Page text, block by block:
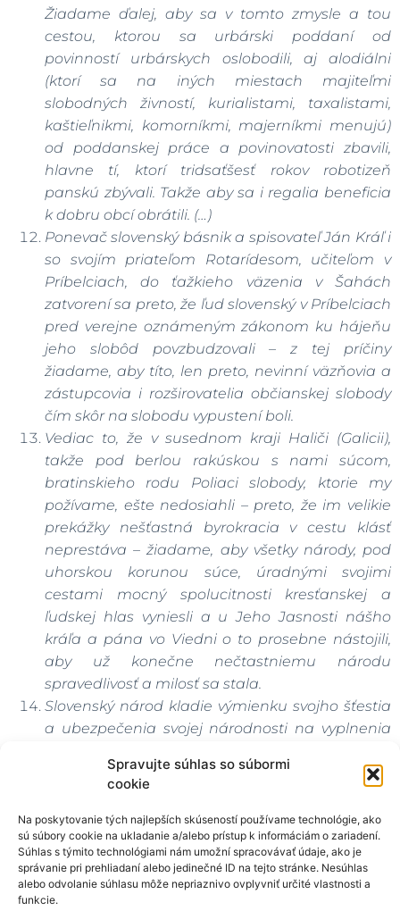
Spravujte súhlas so súbormi
cookie
Na poskytovanie tých najlepších skúseností používame technológie, ako
sú súbory cookie na ukladanie a/alebo prístup k informáciám o zariadení.
Súhlas s týmito technológiami nám umožní spracovávať údaje, ako je
správanie pri prehliadaní alebo jedinečné ID na tejto stránke. Nesúhlas
alebo odvolanie súhlasu môže nepriaznivo ovplyvniť určité vlastnosti a
funkcie.
Žiadame ďalej, aby sa v tomto zmysle a tou
cestou, ktorou sa urbárski poddaní od
povinností urbárskych oslobodili, aj alodiálni
(ktorí sa na iných miestach majiteľmi
slobodných živností, kurialistami, taxalistami,
kaštieľnikmi, komorníkmi, majerníkmi menujú)
od poddanskej práce a povinovatosti zbavili,
hlavne tí, ktorí tridsaťšesť rokov robotizeň
panskú zbývali. Takže aby sa i regalia beneficia
k dobru obcí obrátili. (…)
Ponevač slovenský básnik a spisovateľ Ján Kráľ i
so svojím priateľom Rotarídesom, učiteľom v
Príbelciach, do ťažkieho väzenia v Šahách
zatvorení sa preto, že ľud slovenský v Príbelciach
pred verejne oznámeným zákonom ku hájeňu
jeho slobôd povzbudzovali – z tej príčiny
žiadame, aby títo, len preto, nevinní väzňovia a
zástupcovia i rozširovatelia občianskej slobody
čím skôr na slobodu vypustení boli.
Vediac to, že v susednom kraji Haliči (Galicii),
takže pod berlou rakúskou s nami súcom,
bratinskieho rodu Poliaci slobody, ktorie my
požívame, ešte nedosiahli – preto, že im velikie
prekážky nešťastná byrokracia v cestu klásť
neprestáva – žiadame, aby všetky národy, pod
uhorskou korunou súce, úradnými svojimi
cestami mocný spolucitnosti kresťanskej a
ľudskej hlas vyniesli a u Jeho Jasnosti nášho
kráľa a pána vo Viedni o to prosebne nástojili,
aby už konečne nečtastniemu národu
spravedlivosť a milosť sa stala.
Slovenský národ kladie výmienku svojho šťestia
a ubezpečenia svojej národnosti na vyplnenia
predkom svoju úctu, vďaku a dúveru ku
slávnemu Ministerstvu, tak aj ku všetkým
občanom uhorským, ktorí tieto žiadosti
podporuvať budú, naproti tomu v odkladaní
alebo obchádzaní týchto našich žiadostí vidieť
budeme odsudzovanie národa nášho ku
bývalej slepote a služobnosti.“